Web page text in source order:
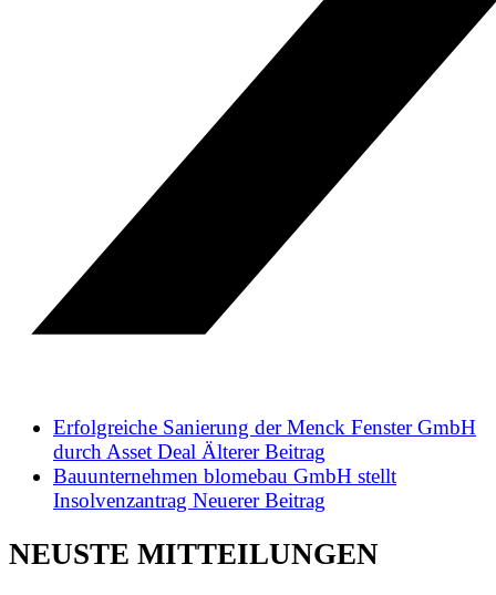
Erfolgreiche Sanierung der Menck Fenster GmbH
durch Asset Deal Älterer Beitrag
Bauunternehmen blomebau GmbH stellt
Insolvenzantrag Neuerer Beitrag
NEUSTE MITTEILUNGEN